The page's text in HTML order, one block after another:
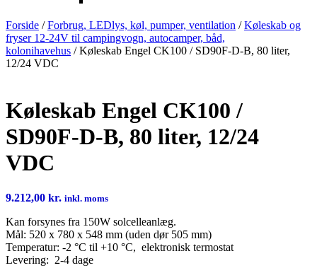
Forside /Forbrug, LEDlys, køl, pumper, ventilation /Køleskab og
fryser 12-24V til campingvogn, autocamper, båd,
kolonihavehus / Køleskab Engel CK100 / SD90F-D-B, 80 liter,
12/24 VDC
Køleskab Engel CK100 /
SD90F-D-B, 80 liter, 12/24
VDC
9.212,00 kr. inkl. moms
Kan forsynes fra 150W solcelleanlæg.
Mål: 520 x 780 x 548 mm (uden dør 505 mm)
Temperatur: -2 °C til +10 °C, elektronisk termostat
Levering: 2-4 dage